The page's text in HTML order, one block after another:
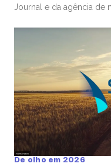
Journal e da agência de
algum tempo no
aprofundadas de boas
EUA constroem
De olho em 2026